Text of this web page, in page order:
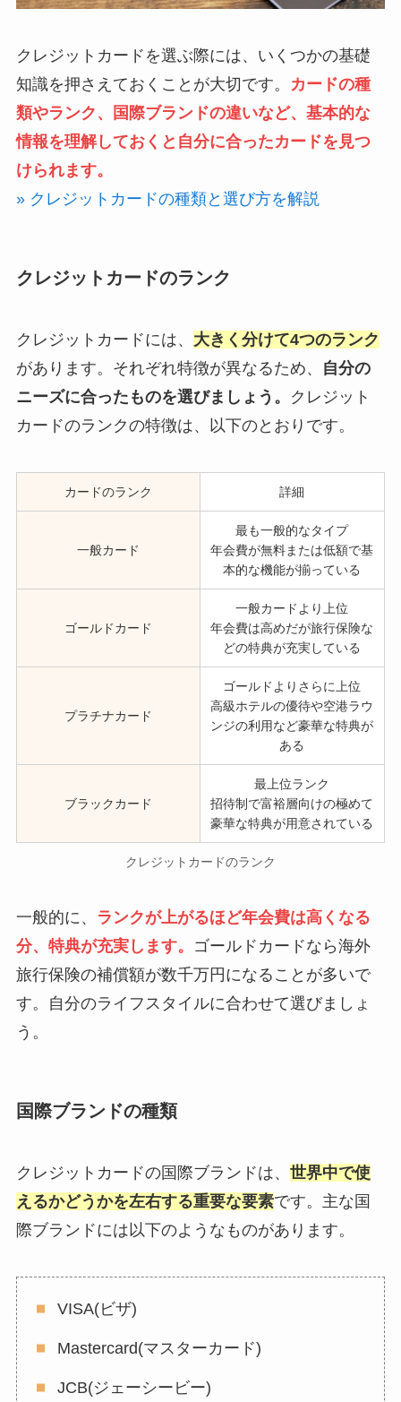
クレジットカードを選ぶ際には、いくつかの基礎
知識を押さえておくことが大切です。
カードの種
類やランク、国際ブランドの違いなど、基本的な
情報を理解しておくと自分に合ったカードを見つ
けられます。
» クレジットカードの種類と選び方を解説
クレジットカードのランク
クレジットカードには、 大きく分けて4つのランク
があります。それぞれ特徴が異なるため、
自分の
ニーズに合ったものを選びましょう。
クレジット
カードのランクの特徴は、以下のとおりです。
カードのランク 詳細
一般カード
最も一般的なタイプ
年会費が無料または低額で基
本的な機能が揃っている
ゴールドカード
一般カードより上位
年会費は高めだが旅行保険な
どの特典が充実している
プラチナカード
ゴールドよりさらに上位
高級ホテルの優待や空港ラウ
ンジの利用など豪華な特典が
ある
ブラックカード
最上位ランク
招待制で富裕層向けの極めて
豪華な特典が用意されている
クレジットカードのランク
一般的に、
ランクが上がるほど年会費は高くなる
分、特典が充実します。
ゴールドカードなら海外
旅行保険の補償額が数千万円になることが多いで
す。自分のライフスタイルに合わせて選びましょ
う。
国際ブランドの種類
クレジットカードの国際ブランドは、 世界中で使
えるかどうかを左右する重要な要素です。主な国
際ブランドには以下のようなものがあります。
VISA(ビザ)
Mastercard(マスターカード)
JCB(ジェーシービー)